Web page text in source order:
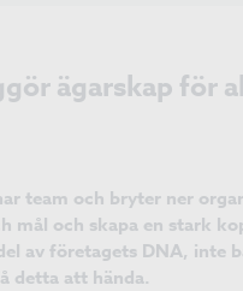
ägarskap för
team och bryter ner
mål och skapa en stark
av företagets DNA, inte
detta att hända.